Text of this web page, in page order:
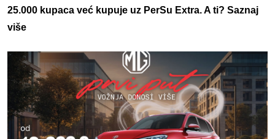
25.000 kupaca već kupuje uz PerSu Extra. A ti? Saznaj
više